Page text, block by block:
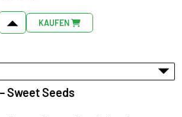
KAUFEN
Sweet Seeds